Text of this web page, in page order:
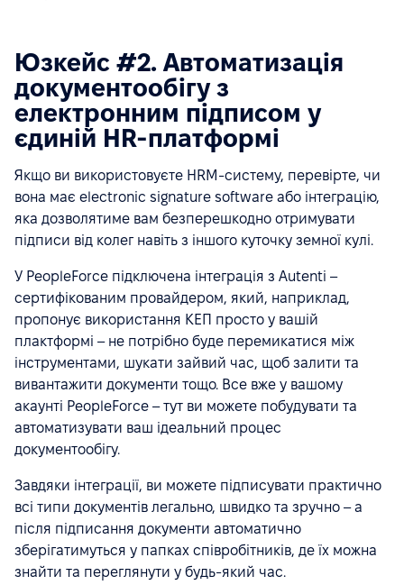
Юзкейс #2. Автоматизація
документообігу з
електронним підписом у
єдиній HR-платформі
Якщо ви використовуєте HRM-систему, перевірте, чи
вона має electronic signature software або інтеграцію,
яка дозволятиме вам безперешкодно отримувати
підписи від колег навіть з іншого куточку земної кулі.
У PeopleForce підключена інтеграція з Autenti –
сертифікованим провайдером, який, наприклад,
пропонує використання КЕП просто у вашій
плактформі – не потрібно буде перемикатися між
інструментами, шукати зайвий час, щоб залити та
вивантажити документи тощо. Все вже у вашому
акаунті PeopleForce – тут ви можете побудувати та
автоматизувати ваш ідеальний процес
документообігу.
Завдяки інтеграції, ви можете підписувати практично
всі типи документів легально, швидко та зручно – а
після підписання документи автоматично
зберігатимуться у папках співробітників, де їх можна
знайти та переглянути у будь-який час.